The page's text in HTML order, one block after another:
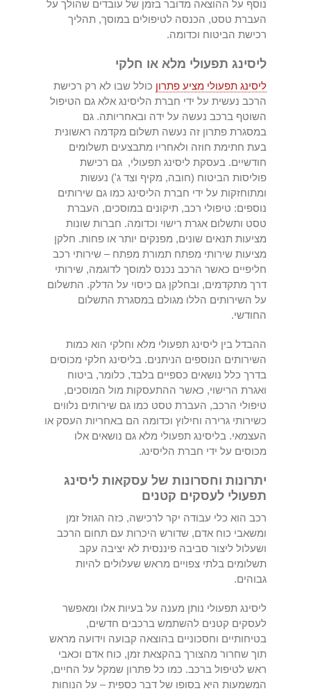
נוסף על ההוצאה מדובר בזמן של עובדים שהולך על
העברת טסט, הכנסה לטיפולים במוסך, תהליך
רכישת הביטוח וכדומה.
ליסינג תפעולי מלא או חלקי
ליסינג תפעולי מציע פתרון כולל שבו לא רק רכישת
הרכב נעשית על ידי חברת הליסינג אלא גם הטיפול
השוטף ברכב נעשה על ידה ובאחריותה. גם
במסגרת פתרון זה נעשה תשלום מקדמה ראשונית
בעת חתימת חוזה ולאחריו מתבצעים תשלומים
חודשיים. בעסקת ליסינג תפעולי, גם רכישת
פוליסות הביטוח (חובה, מקיף וצד ג') נעשות
ומתוחזקות על ידי חברת הליסינג כמו גם שירותים
נוספים: טיפולי רכב, תיקונים במוסכים, העברת
טסט ותשלום אגרת רישוי וכדומה. חברות שונות
מציעות תנאים שונים, מפנקים יותר או פחות. חלקן
מציעות שירותי מפתח תמורת מפתח – שירותי רכב
חליפיים כאשר הרכב נכנס למוסך לדוגמה, שירותי
דרך מתקדמים, ובחלקן גם כיסוי על הדלק. התשלום
על השירותים הללו מגולם במסגרת התשלום
החודשי.
ההבדל בין ליסינג תפעולי מלא וחלקי הוא כמות
השירותים הנוספים הניתנים. בליסינג חלקי מכוסים
בדרך כלל נושאים כספיים בלבד, כלומר, ביטוח
ואגרת הרישוי, כאשר ההתעסקות מול המוסכים,
טיפולי הרכב, העברת טסט כמו גם שירותים נלווים
כשירותי גרירה וחילוץ וכדומה הם באחריות העסק או
העצמאי. בליסינג תפעולי מלא גם נושאים אלו
מכוסים על ידי חברת הליסינג.
יתרונות וחסרונות של עסקאות ליסינג
תפעולי לעסקים קטנים
רכב הוא כלי עבודה יקר לרכישה, כזה הגוזל זמן
ומשאבי כוח אדם, שדורש היכרות עם תחום הרכב
ושעלול ליצור סביבה פיננסית לא יציבה עקב
תשלומים בלתי צפויים מראש שעלולים להיות
גבוהים.
ליסינג תפעולי נותן מענה על בעיות אלו ומאפשר
לעסקים קטנים להשתמש ברכבים חדשים,
בטיחותיים וחסכוניים בהוצאה קבועה וידועה מראש
תוך שחרור מהצורך בהקצאת זמן, כוח אדם וכאבי
ראש לטיפול ברכב. כמו כל פתרון שמקל על החיים,
המשמעות היא בסופו של דבר כספית – על הנוחות